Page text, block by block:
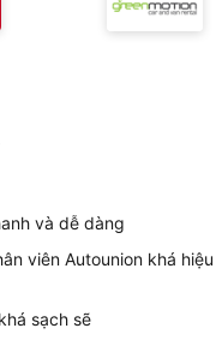
và dễ dàng
viên Autounion khá hiệu
sạch sẽ